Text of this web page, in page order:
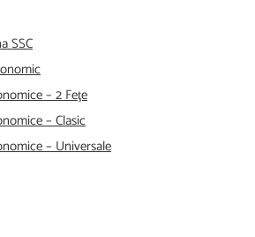
SSC
– 2 Feţe
– Clasic
– Universale